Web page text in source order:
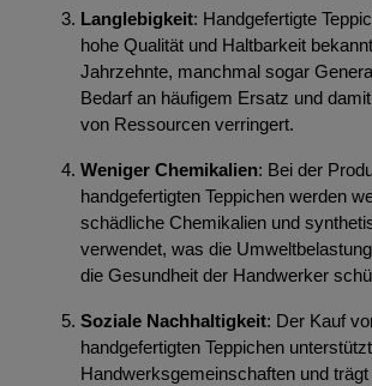
Langlebigkeit: Handgefertigte
hohe Qualität und Haltbarkeit
Jahrzehnte, manchmal sogar
Bedarf an häufigem Ersatz und
von Ressourcen verringert.
Weniger Chemikalien: Bei der
handgefertigten Teppichen werden
schädliche Chemikalien und
verwendet, was die
die Gesundheit der Handwerker
Soziale Nachhaltigkeit: Der Kauf
handgefertigten Teppichen
Handwerksgemeinschaften und